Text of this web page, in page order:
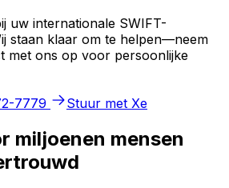
uw internationale SWIFT-
staan klaar om te helpen—neem
met ons op voor persoonlijke
7779
Stuur met Xe
miljoenen mensen